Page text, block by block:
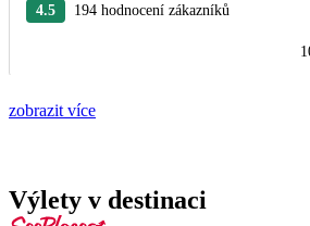
4.5 194 hodnocení zákazníků
zobrazit více
Výlety v destinaci